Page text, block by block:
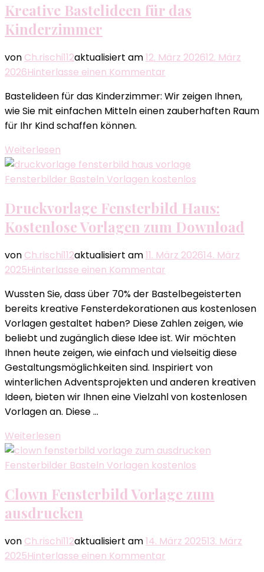
Kreative Bastelideen für das
Kinderzimmer
von Ch.rischi112aktualisiert am12. März 202612. März
2026Hinterlasse einen Kommentar
Bastelideen
für
Bastelideen für das Kinderzimmer: Wir zeigen Ihnen,
wie Sie mit einfachen Mitteln einen zauberhaften Raum
für Ihr Kind schaffen können.
Weiterlesen
Fensterbilder Basteln Vorlagen kostenlos
Druckvorlage Fensterbild Haus:
Kostenlose Vorlagen zum Download
von Ch.rischi112aktualisiert am11. März 202614. März
2025Hinterlasse einen Kommentar
Fensterbild
Haus:
Kostenlose
Vorlagen
zum
Download
Wussten Sie, dass über 70% der Bastelbegeisterten
bereits kreative Fensterdekorationen aus kostenlosen
Vorlagen gestaltet haben? Diese Zahlen zeigen, wie
beliebt und zugänglich diese Idee ist. Wir möchten
Ihnen heute zeigen, wie einfach und vielseitig diese
Gestaltungsmöglichkeiten sind. Inspiriert von
winterlichen Adventsprojekten und anderen kreativen
Ideen, bieten wir Ihnen eine Vielzahl von kostenlosen
Vorlagen an. Diese …
Weiterlesen
Fensterbilder Basteln Vorlagen kostenlos
Clown Fensterbild Vorlage zum
ausdrucken​
von Ch.rischi112aktualisiert am14. März 202513. März
2025Hinterlasse einen Kommentar